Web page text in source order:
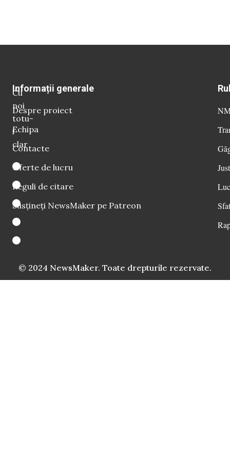
Cu
noi
totu-
i
clar
Informații generale
Despre proiect
Echipa
Contacte
Oferte de lucru
Reguli de citare
Susțineți NewsMaker pe Patreon
© 2024 NewsMaker. Toate drepturile rezervate.